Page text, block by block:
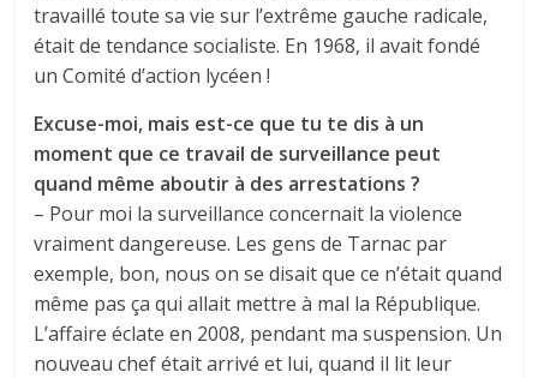
travaillé toute sa vie sur l’extrême gauche radicale,
était de tendance socialiste. En 1968, il avait fondé
un Comité d’action lycéen !
Excuse-moi, mais est-ce que tu te dis à un
moment que ce travail de surveillance peut
quand même aboutir à des arrestations ?
– Pour moi la surveillance concernait la violence
vraiment dangereuse. Les gens de Tarnac par
exemple, bon, nous on se disait que ce n’était quand
même pas ça qui allait mettre à mal la République.
L’affaire éclate en 2008, pendant ma suspension. Un
nouveau chef était arrivé et lui, quand il lit leur